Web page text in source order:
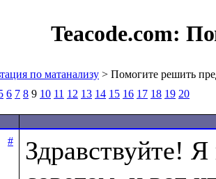
Teacode.com:
по матанализу > Помогите решить
6 7 8 9 10 11 12 13 14 15 16 17 18 19 20
#
Здравствуйте!